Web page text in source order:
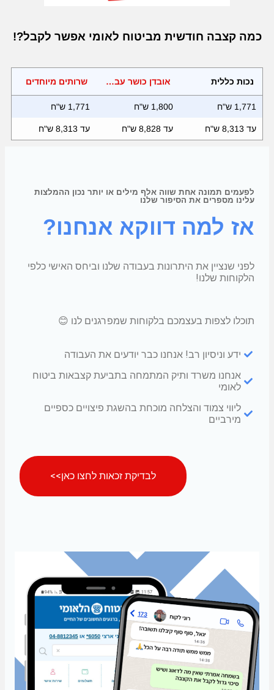
כמה קצבה חודשית מביטוח לאומי אפשר לקבל?!
נכות כללית אובדן כושר עבודה - (תלוי משכורת) שרותים מיוחדים
1,771 ש"ח 1,800 ש"ח 1,771 ש"ח
עד 8,313 ש"ח עד 8,828 ש"ח עד 8,313 ש"ח
לפעמים תמונה אחת שווה אלף מילים או יותר נכון ההמלצות
עלינו מספרים את הסיפור שלנו
אז למה דווקא אנחנו?
לפני שנציין את היתרונות בעבודה שלנו וביחס האישי כלפי
הלקוחות שלנו!
תוכלו לצפות בעצמכם בלקוחות שמפרגנים לנו 😊
ידע וניסיון רב! אנחנו כבר יודעים את העבודה
אנחנו משרד ותיק המתמחה בתביעת קצבאות ביטוח
לאומי
ליווי צמוד והצלחה מוכחת בהשגת פיצויים כספיים
מירביים
לבדיקת זכאות לחצו כאן>>